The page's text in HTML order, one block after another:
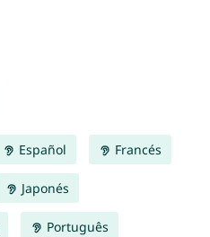
Español Francés
Japonés
Português